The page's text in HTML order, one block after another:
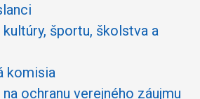
športu, školstva a
komisia
ochranu verejného záujmu